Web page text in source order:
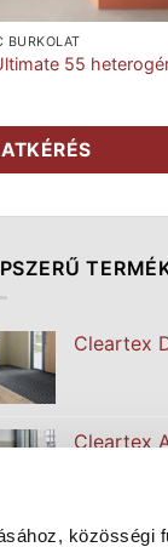
közösségi
BURKOLAT
55
Cleartex
Cleartex
Cleartex